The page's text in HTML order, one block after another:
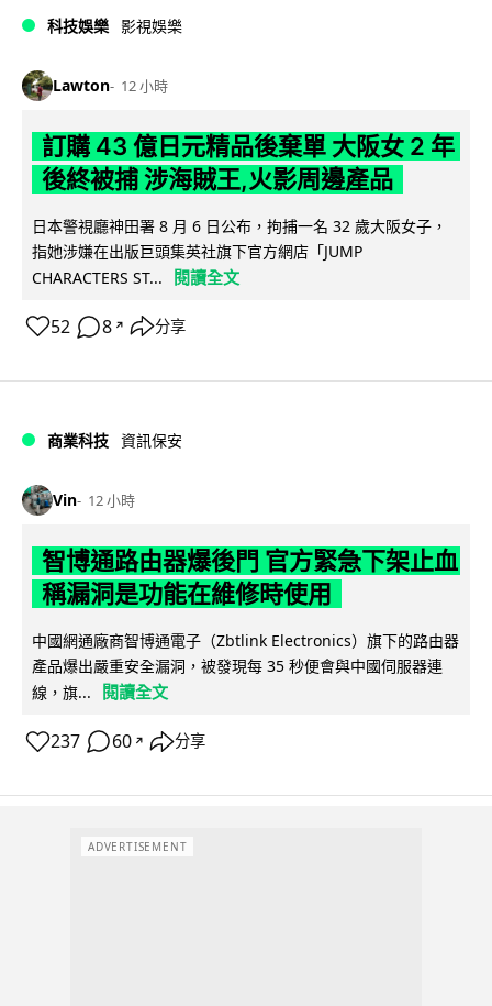
科技娛樂 影視娛樂
Lawton 12 小時
訂購 43 億日元精品後棄單 大阪女 2 年
後終被捕 涉海賊王,火影周邊產品
日本警視廳神田署 8 月 6 日公布，拘捕一名 32 歲大阪女子，
指她涉嫌在出版巨頭集英社旗下官方網店「JUMP
CHARACTERS ST...
閱讀全文
52 8 ↗ 分享
商業科技 資訊保安
Vin 12 小時
智博通路由器爆後門 官方緊急下架止血
稱漏洞是功能在維修時使用
中國網通廠商智博通電子（Zbtlink Electronics）旗下的路由器
產品爆出嚴重安全漏洞，被發現每 35 秒便會與中國伺服器連
線，旗...
閱讀全文
237 60 ↗ 分享
ADVERTISEMENT